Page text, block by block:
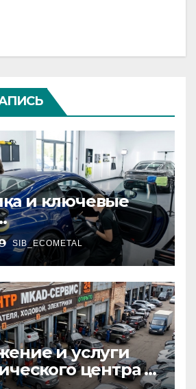
и ключевые
кузова и
SIB_ECOMETAL
и услуги
центра в